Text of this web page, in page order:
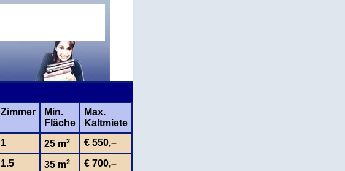
Zimmer
Min.
Fläche
Max.
Kaltmiete
1 25 m2
€ 550,–
1.5 35 m2
€ 700,–